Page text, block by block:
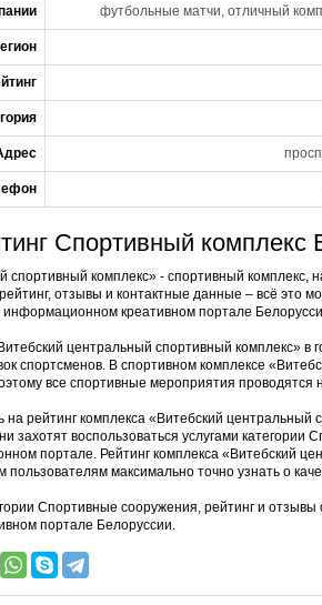
футбольные матчи, отличный
Спортивный комплекс
спортивный комплекс» - спортивный
отзывы и контактные данные – всё это
информационном креативном портале
центральный спортивный комплекс» в
спортсменов. В спортивном комплексе
все спортивные мероприятия проводятся
на рейтинг комплекса «Витебский
захотят воспользоваться услугами
портале. Рейтинг комплекса «Витебский
пользователям максимально точно узнать о
Спортивные сооружения, рейтинг и
портале Белоруссии.